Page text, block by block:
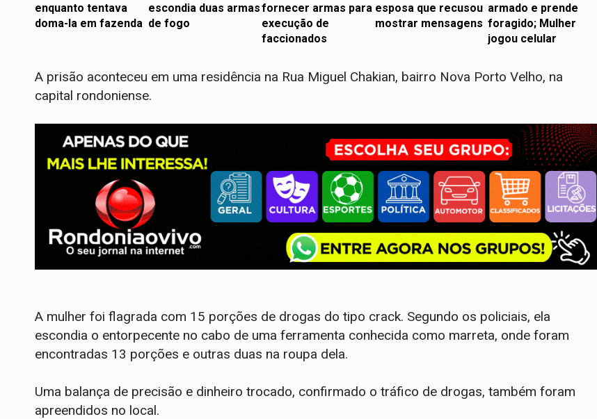
enquanto tentava
doma-la em fazenda
escondia duas armas
de fogo
fornecer armas para
execução de
faccionados
esposa que recusou
mostrar mensagens
armado e prende
foragido; Mulher
jogou celular
A prisão aconteceu em uma residência na Rua Miguel Chakian, bairro Nova Porto Velho, na
capital rondoniense.
A mulher foi flagrada com 15 porções de drogas do tipo crack. Segundo os policiais, ela
escondia o entorpecente no cabo de uma ferramenta conhecida como marreta, onde foram
encontradas 13 porções e outras duas na roupa dela.
Uma balança de precisão e dinheiro trocado, confirmado o tráfico de drogas, também foram
apreendidos no local.